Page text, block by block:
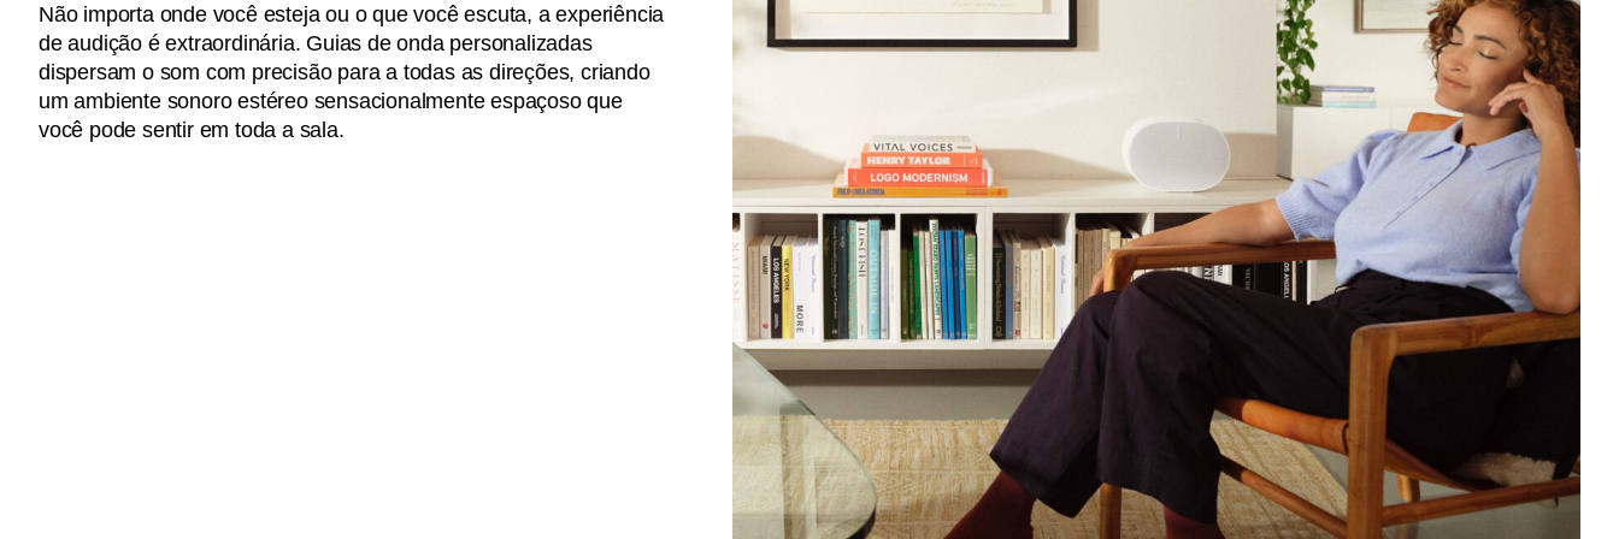
Não importa onde você esteja ou o que você escuta, a experiência
de audição é extraordinária. Guias de onda personalizadas
dispersam o som com precisão para a todas as direções, criando
um ambiente sonoro estéreo sensacionalmente espaçoso que
você pode sentir em toda a sala.